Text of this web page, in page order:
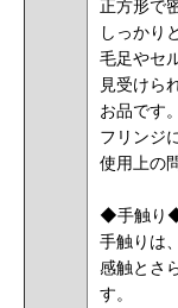
正方形で
しっかり
毛足やセ
見受けら
お品です。
フリンジ
使用上の
◆手触り
手触りは、
感触とさ
す。